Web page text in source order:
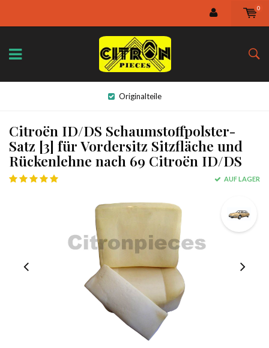
0
Originalteile
Citroën ID/DS Schaumstoffpolster-
Satz [3] für Vordersitz Sitzfläche und
Rückenlehne nach 69 Citroën ID/DS
AUF LAGER